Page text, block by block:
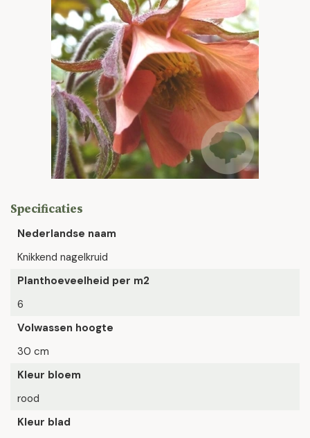
Specificaties
Nederlandse naam
Knikkend nagelkruid
Planthoeveelheid per m2
6
Volwassen hoogte
30 cm
Kleur bloem
rood
Kleur blad